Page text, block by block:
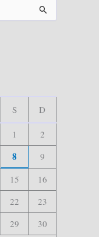
S D
1
2
8
9
15
16
22
23
29
30